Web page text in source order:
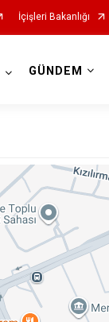
İçişleri Bakanlığı
Doğanhisar
Emirgazi
Ereğli
Güneysınır
Hadim
GÜNDEM